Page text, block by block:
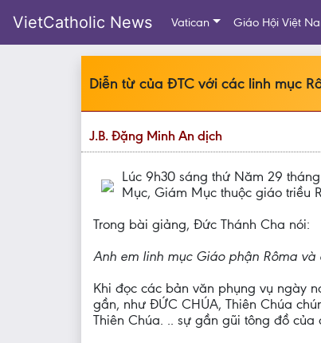
VietCatholic News Vatican Giáo Hội Việt
Diễn từ của ĐTC với các linh mục
J.B. Đặng Minh An dịch
Lúc 9h30 sáng thứ Năm 29
Mục, Giám Mục thuộc giáo triều
Trong bài giảng, Đức Thánh Cha nói:
Anh em linh mục Giáo phận Rôma
Khi đọc các bản văn phụng vụ ngày
gần, như ĐỨC CHÚA, Thiên Chúa
Thiên Chúa. .. sự gần gũi tông đồ của